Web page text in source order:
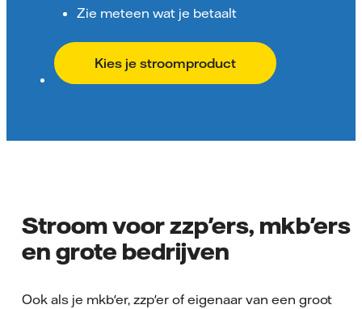
Zie meteen wat je betaalt
Kies je stroomproduct
Stroom voor zzp'ers, mkb'ers
en grote bedrijven
Ook als je mkb'er, zzp'er of eigenaar van een groot